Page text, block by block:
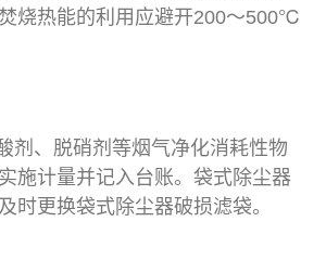
烧热能的利用应避开200～500℃
剂、脱硝剂等烟气净化消耗性物
施计量并记入台账。袋式除尘器
时更换袋式除尘器破损滤袋。